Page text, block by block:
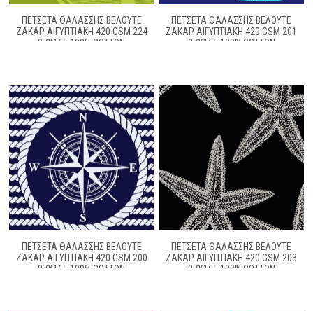
ΠΕΤΣΈΤΑ ΘΑΛΆΣΣΗΣ ΒΕΛΟΥΤΈ
ΖΑΚΆΡ ΑΙΓΥΠΤΙΑΚΉ 420 GSM 224
87X165 100% COTTON
ΠΕΤΣΕΤΑ ΘΑΛΑΣΣΗΣ ΒΕΛΟΥΤΕ
ΖΑΚΆΡ ΑΙΓΥΠΤΙΑΚΉ 420 GSM 201
87X165 100% COTTON
ΠΕΤΣΕΤΑ ΘΑΛΑΣΣΗΣ ΒΕΛΟΥΤΕ
ΖΑΚΆΡ ΑΙΓΥΠΤΙΑΚΉ 420 GSM 200
87X165 100% COTTON
ΠΕΤΣΕΤΑ ΘΑΛΑΣΣΗΣ ΒΕΛΟΥΤΕ
ΖΑΚΆΡ ΑΙΓΥΠΤΙΑΚΉ 420 GSM 203
87X165 100% COTTON